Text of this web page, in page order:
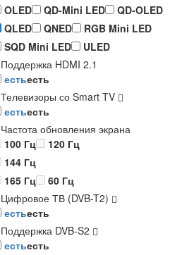
OLED
QD-Mini LED
QD-OLED
QLED
QNED
RGB Mini LED
SQD Mini LED
ULED
Поддержка HDMI 2.1
естьесть
Телевизоры со Smart TV
естьесть
Частота обновления экрана
100 Гц
120 Гц
144 Гц
165 Гц
60 Гц
Цифровое ТВ (DVB-T2)
естьесть
Поддержка DVB-S2
естьесть